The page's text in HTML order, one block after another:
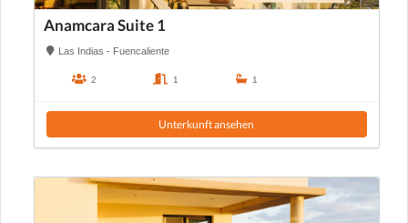
Anamcara Suite 1
Las Indias - Fuencaliente
2 1 1
Unterkunft ansehen